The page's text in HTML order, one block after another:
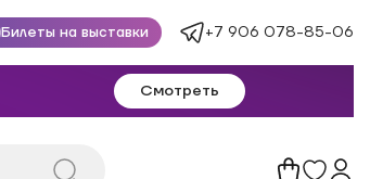
Билеты на выставки +7 906 078-85-06
Смотреть